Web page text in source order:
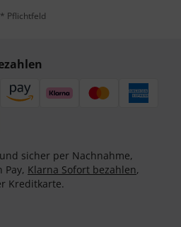
* Pflichtfeld
sicher per Nachnahme,
Pay, Klarna Sofort bezahlen,
Kreditkarte.